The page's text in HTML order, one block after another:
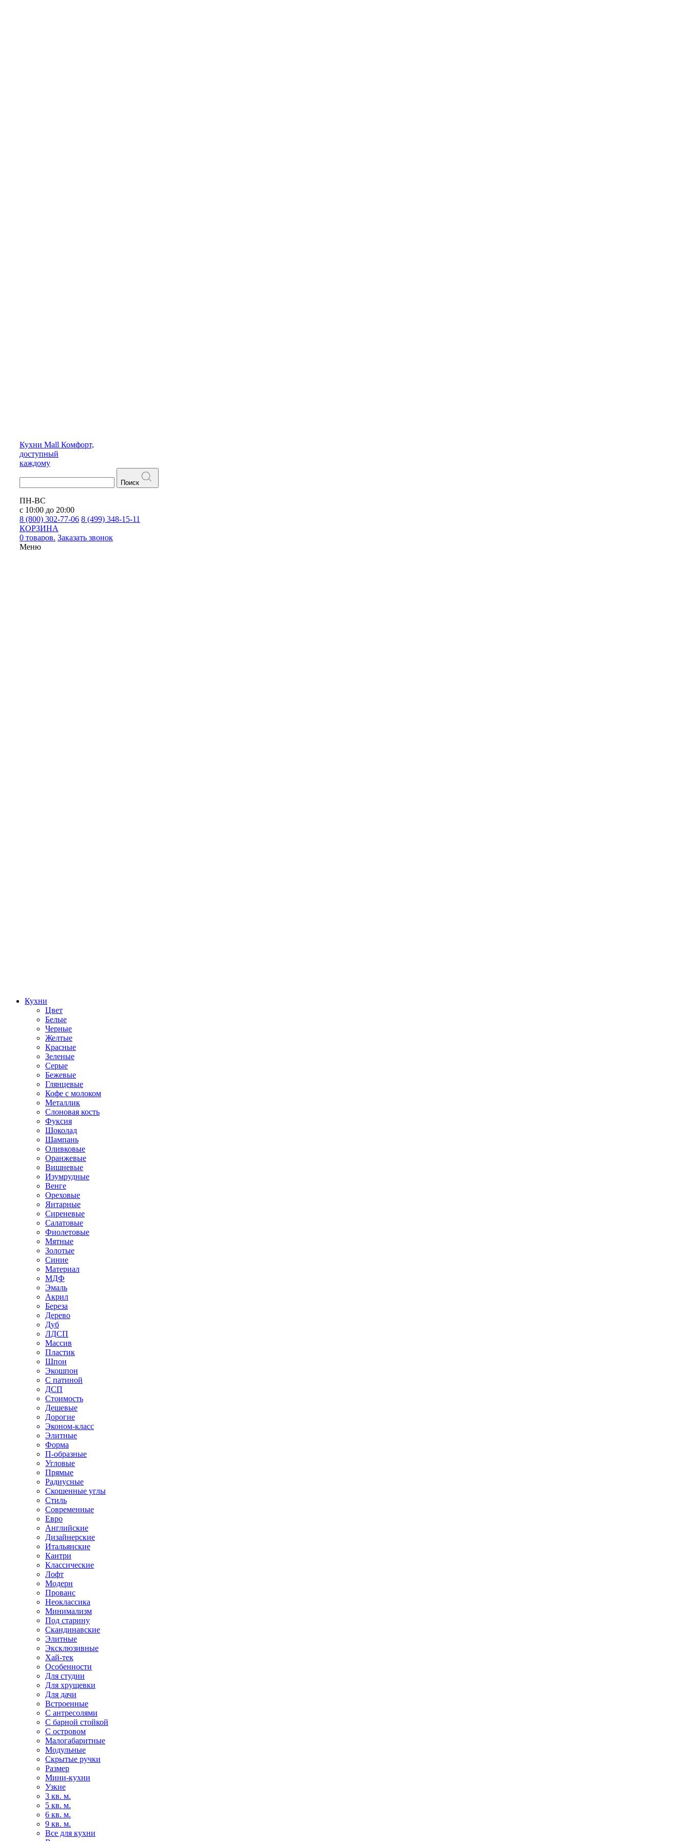
Кухни Mall Комфорт,
доступный
каждому
Поиск
ПН-ВС
с 10:00 до 20:00
8 (800) 302-77-06 8 (499) 348-15-11
КОРЗИНА
0 товаров. Заказать звонок
Меню
Кухни
Цвет
Белые
Черные
Желтые
Красные
Зеленые
Серые
Бежевые
Глянцевые
Кофе с молоком
Металлик
Слоновая кость
Фуксия
Шоколад
Шампань
Оливковые
Оранжевые
Вишневые
Изумрудные
Венге
Ореховые
Янтарные
Сиреневые
Салатовые
Фиолетовые
Мятные
Золотые
Синие
Материал
МДФ
Эмаль
Акрил
Береза
Дерево
Дуб
ЛДСП
Массив
Пластик
Шпон
Экошпон
С патиной
ДСП
Стоимость
Дешевые
Дорогие
Эконом-класс
Элитные
Форма
П-образные
Угловые
Прямые
Радиусные
Скошенные углы
Стиль
Современные
Евро
Английские
Дизайнерские
Итальянские
Кантри
Классические
Лофт
Модерн
Прованс
Неоклассика
Минимализм
Под старину
Скандинавские
Элитные
Эксклюзивные
Хай-тек
Особенности
Для студии
Для хрущевки
Для дачи
Встроенные
С антресолями
С барной стойкой
С островом
Малогабаритные
Модульные
Скрытые ручки
Размер
Мини-кухни
Узкие
3 кв. м.
5 кв. м.
6 кв. м.
9 кв. м.
Все для кухни